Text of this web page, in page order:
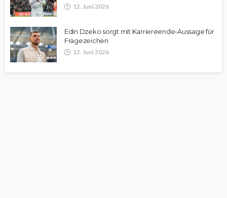
12. Juni 2026
Edin Dzeko sorgt mit Karriereende-Aussage für
Fragezeichen
12. Juni 2026